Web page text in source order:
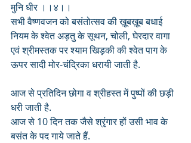
मुनि धीर ।।४।।
सभी वैष्णवजन को बसंतोत्सव की ख़ूबख़ूब बधाई
नियम के श्वेत अड़तु के सूथन, चोली, घेरदार वागा
एवं श्रीमस्तक पर श्याम खिड़की की श्वेत पाग के
ऊपर सादी मोर-चंद्रिका धरायी जाती है.
आज से प्रतिदिन छोगा व श्रीहस्त में पुष्पों की छड़ी
धरी जाती है.
आज से 10 दिन तक जैसे श्रृंगार हों उसी भाव के
बसंत के पद गाये जाते हैं.